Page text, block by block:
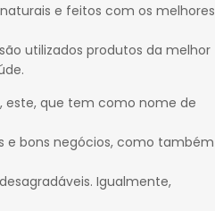
e feitos com os melhores
utilizados produtos da melhor
este, que tem como nome de
e bons negócios, como também
Igualmente,